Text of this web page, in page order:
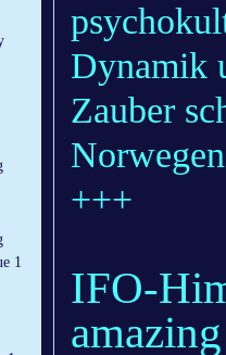
1
Dynamik
Zauber
+++
IFO-